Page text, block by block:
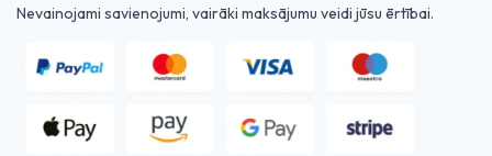
Nevainojami savienojumi, vairāki maksājumu veidi jūsu ērtībai.